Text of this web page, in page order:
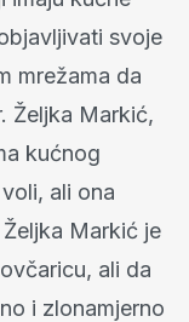
svoje
mrežama da
Željka Markić,
kućnog
ali ona
Markić je
ali da
i zlonamjerno